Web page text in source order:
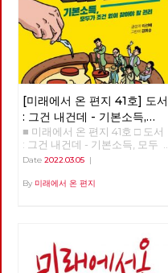
[미래에서 온 편지 41호] 도서
: 그건 내건데 - 기본소득,
모두가 차별없이 찾아야 할
권리
■ 미래에서 온 편지 41호 □ 도서
: 그건 내건데 - 기본소득, 모두
가 차별없이 찾아야 할 권리
Date 2022.03.05 |
By 미래에서 온 편지